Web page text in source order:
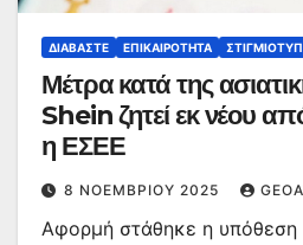
ΔΙΑΒΆΣΤΕ ΕΠΙΚΑΙΡΌΤΗΤΑ
Μέτρα κατά της
Shein ζητεί εκ νέου
η ΕΣΕΕ
8 ΝΟΕΜΒΡΊΟΥ 2025
Αφορμή στάθηκε η υπόθεση